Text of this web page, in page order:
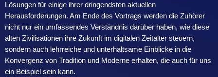
Lösungen für einige ihrer dringendsten aktuellen
Herausforderungen. Am Ende des Vortrags werden die Zuhörer
nicht nur ein umfassendes Verständnis darüber haben, wie diese
alten Zivilisationen ihre Zukunft im digitalen Zeitalter steuern,
sondern auch lehrreiche und unterhaltsame Einblicke in die
Konvergenz von Tradition und Moderne erhalten, die auch für uns
ein Beispiel sein kann.